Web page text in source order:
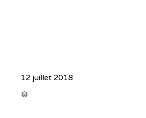
12 juillet 2018
